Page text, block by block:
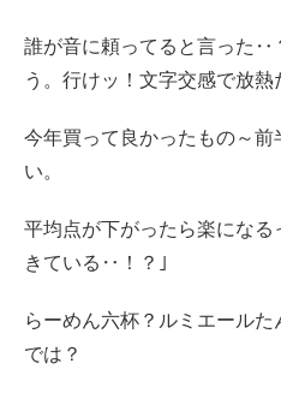
誰が音に頼ってると言った‥
う。行けッ！文字交感で放
今年買って良かったもの～
い。
平均点が下がったら楽にな
きている‥！？｣
らーめん六杯？ルミエール
では？